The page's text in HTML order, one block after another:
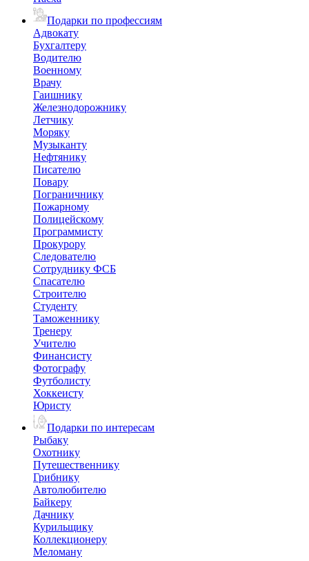
Подарки по профессиям
Адвокату
Бухгалтеру
Водителю
Военному
Врачу
Гаишнику
Железнодорожнику
Летчику
Моряку
Музыканту
Нефтянику
Писателю
Повару
Пограничнику
Пожарному
Полицейскому
Программисту
Прокурору
Следователю
Сотруднику ФСБ
Спасателю
Строителю
Студенту
Таможеннику
Тренеру
Учителю
Финансисту
Фотографу
Футболисту
Хоккеисту
Юристу
Подарки по интересам
Рыбаку
Охотнику
Путешественнику
Грибнику
Автолюбителю
Байкеру
Дачнику
Курильщику
Коллекционеру
Меломану